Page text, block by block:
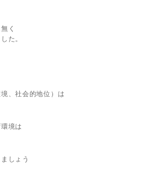
く
た。
、社会的地位）は
境は
しょう